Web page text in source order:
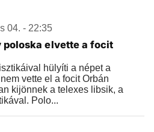
04. - 22:35
poloska elvette a focit
hülyíti a népet a
vette el a focit Orbán
kijönnek a telexes libsik, a
Polo...